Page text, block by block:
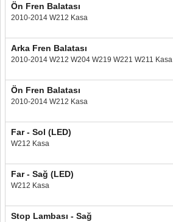
Ön Fren Balatası
2010-2014 W212 Kasa
Arka Fren Balatası
2010-2014 W212 W204 W219 W221 W211 Kasa
Ön Fren Balatası
2010-2014 W212 Kasa
Far - Sol (LED)
W212 Kasa
Far - Sağ (LED)
W212 Kasa
Stop Lambası - Sağ